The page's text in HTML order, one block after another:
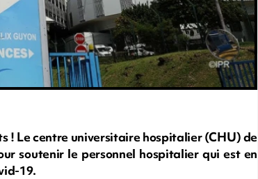
! Le centre universitaire hospitalier (CHU) de
soutenir le personnel hospitalier qui est en
19.